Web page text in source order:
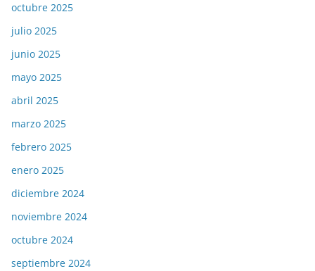
octubre 2025
julio 2025
junio 2025
mayo 2025
abril 2025
marzo 2025
febrero 2025
enero 2025
diciembre 2024
noviembre 2024
octubre 2024
septiembre 2024